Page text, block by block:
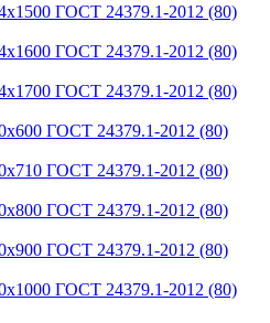
ГОСТ 24379.1-2012 (80)
ГОСТ 24379.1-2012 (80)
ГОСТ 24379.1-2012 (80)
ГОСТ 24379.1-2012 (80)
ГОСТ 24379.1-2012 (80)
ГОСТ 24379.1-2012 (80)
ГОСТ 24379.1-2012 (80)
ГОСТ 24379.1-2012 (80)